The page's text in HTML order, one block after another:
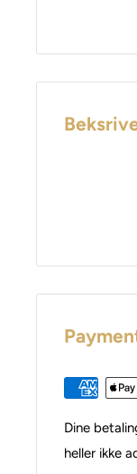
Dine
heller ikke